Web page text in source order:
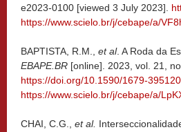
e2023-0100 [viewed 3 July 2023].
https://www.scielo.br/j/cebape/a/
BAPTISTA, R.M., et al. A Roda da
EBAPE.BR [online]. 2023, vol. 21,
https://doi.org/10.1590/1679-
https://www.scielo.br/j/cebape/a/
CHAI, C.G., et al.